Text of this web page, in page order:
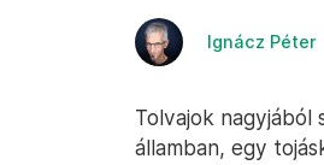
Ignácz Péter
Tolvajok nagyjából
államban, egy